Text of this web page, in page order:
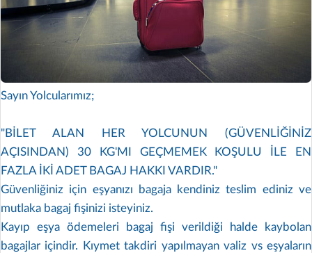
Sayın Yolcularımız;
"BİLET ALAN HER YOLCUNUN (GÜVENLİĞİNİZ
AÇISINDAN) 30 KG'MI GEÇMEMEK KOŞULU İLE EN
FAZLA İKİ ADET BAGAJ HAKKI VARDIR."
Güvenliğiniz için eşyanızı bagaja kendiniz teslim ediniz ve
mutlaka bagaj fişinizi isteyiniz.
Kayıp eşya ödemeleri bagaj fişi verildiği halde kaybolan
bagajlar içindir. Kıymet takdiri yapılmayan valiz vs eşyaların